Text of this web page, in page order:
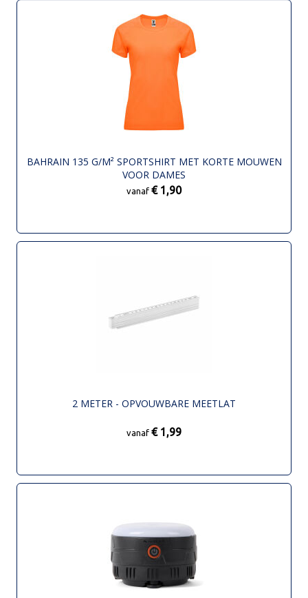
BAHRAIN 135 G/M² SPORTSHIRT MET KORTE MOUWEN
VOOR DAMES
vanaf € 1,90
2 METER - OPVOUWBARE MEETLAT
vanaf € 1,99